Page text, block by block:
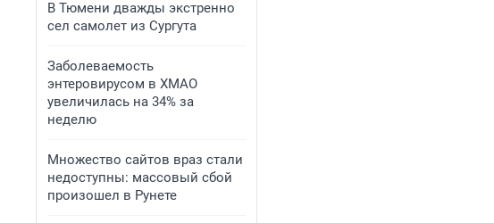
В Тюмени дважды экстренно
сел самолет из Сургута
Заболеваемость
энтеровирусом в ХМАО
увеличилась на 34% за
неделю
Множество сайтов враз стали
недоступны: массовый сбой
произошел в Рунете